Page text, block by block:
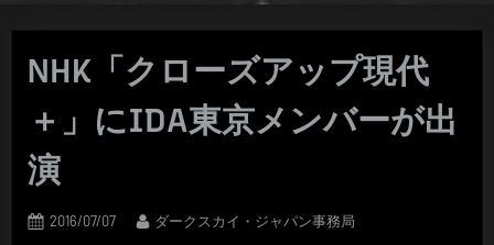
NHK「クローズアップ現代
＋」にIDA東京メンバーが出
演
Posted
2016/07/07 By
ダークスカイ・ジャパン事務局